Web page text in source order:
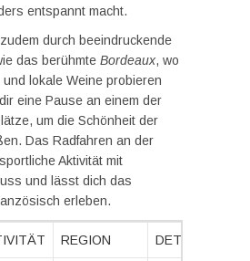
entspannt macht.
durch beeindruckende
das berühmte Bordeaux, wo
lokale Weine probieren
eine Pause an einem der
um die Schönheit der
Das Radfahren an der
Aktivität mit
und lässt dich das
erleben.
REGION DETAILS